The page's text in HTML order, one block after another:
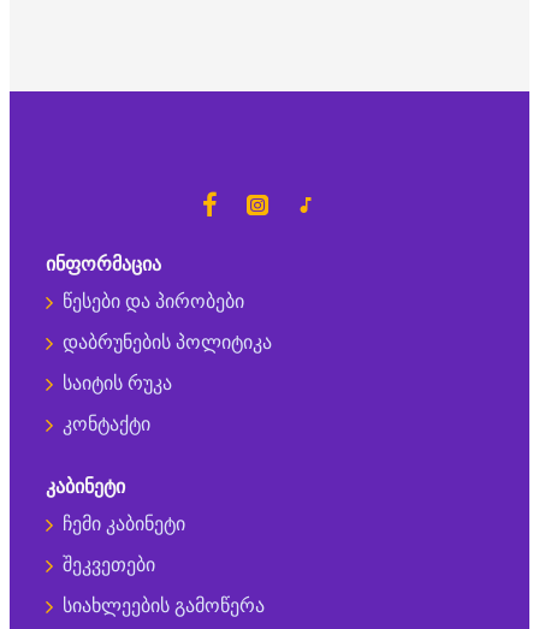
ᲘᲜᲤᲝᲠᲛᲐᲪᲘᲐ
წესები და პირობები
დაბრუნების პოლიტიკა
საიტის რუკა
კონტაქტი
ᲙᲐᲑᲘᲜᲔᲢᲘ
ჩემი კაბინეტი
შეკვეთები
სიახლეების გამოწერა